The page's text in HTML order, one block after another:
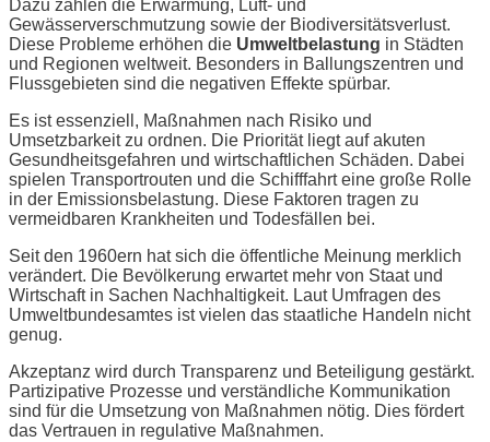
Dazu zählen die Erwärmung, Luft- und
Gewässerverschmutzung sowie der Biodiversitätsverlust.
Diese Probleme erhöhen die Umweltbelastung in Städten
und Regionen weltweit. Besonders in Ballungszentren und
Flussgebieten sind die negativen Effekte spürbar.
Es ist essenziell, Maßnahmen nach Risiko und
Umsetzbarkeit zu ordnen. Die Priorität liegt auf akuten
Gesundheitsgefahren und wirtschaftlichen Schäden. Dabei
spielen Transportrouten und die Schifffahrt eine große Rolle
in der Emissionsbelastung. Diese Faktoren tragen zu
vermeidbaren Krankheiten und Todesfällen bei.
Seit den 1960ern hat sich die öffentliche Meinung merklich
verändert. Die Bevölkerung erwartet mehr von Staat und
Wirtschaft in Sachen Nachhaltigkeit. Laut Umfragen des
Umweltbundesamtes ist vielen das staatliche Handeln nicht
genug.
Akzeptanz wird durch Transparenz und Beteiligung gestärkt.
Partizipative Prozesse und verständliche Kommunikation
sind für die Umsetzung von Maßnahmen nötig. Dies fördert
das Vertrauen in regulative Maßnahmen.